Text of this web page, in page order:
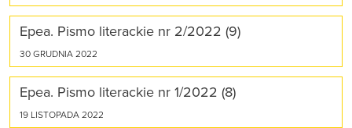
Epea. Pismo literackie nr 2/2022 (9)
30 GRUDNIA 2022
Epea. Pismo literackie nr 1/2022 (8)
19 LISTOPADA 2022